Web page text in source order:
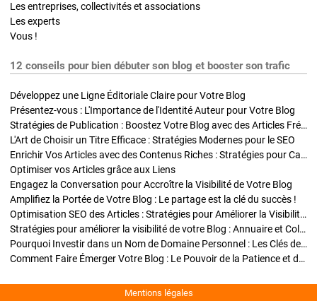
Les entreprises, collectivités et associations
Les experts
Vous !
12 conseils pour bien débuter son blog et booster son trafic
Développez une Ligne Éditoriale Claire pour Votre Blog
Présentez-vous : L'Importance de l'Identité Auteur pour Votre Blog
Stratégies de Publication : Boostez Votre Blog avec des Articles Fréquents et Exclusifs
L'Art de Choisir un Titre Efficace : Stratégies Modernes pour le SEO
Enrichir Vos Articles avec des Contenus Riches : Stratégies pour Captiver et Optimiser
Optimiser vos Articles grâce aux Liens
Engagez la Conversation pour Accroître la Visibilité de Votre Blog
Amplifiez la Portée de Votre Blog : Le partage est la clé du succès !
Optimisation SEO des Articles : Stratégies pour Améliorer la Visibilité de Votre Blog
Stratégies pour améliorer la visibilité de votre Blog : Annuaire et Collaborations
Pourquoi Investir dans un Nom de Domaine Personnel : Les Clés de la Réussite de Votre Blog
Comment Faire Émerger Votre Blog : Le Pouvoir de la Patience et de la Persévérance
Mentions légales